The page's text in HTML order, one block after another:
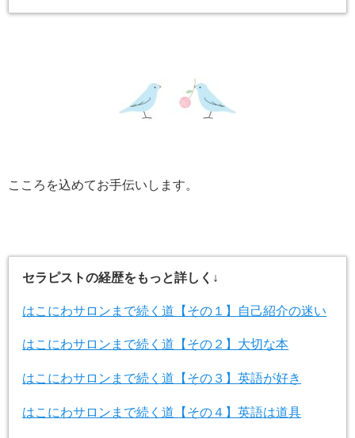
こころを込めてお手伝いします。
セラピストの経歴をもっと詳しく↓
はこにわサロンまで続く道【その１】自己紹介の迷い
はこにわサロンまで続く道【その２】大切な本
はこにわサロンまで続く道【その３】英語が好き
はこにわサロンまで続く道【その４】英語は道具